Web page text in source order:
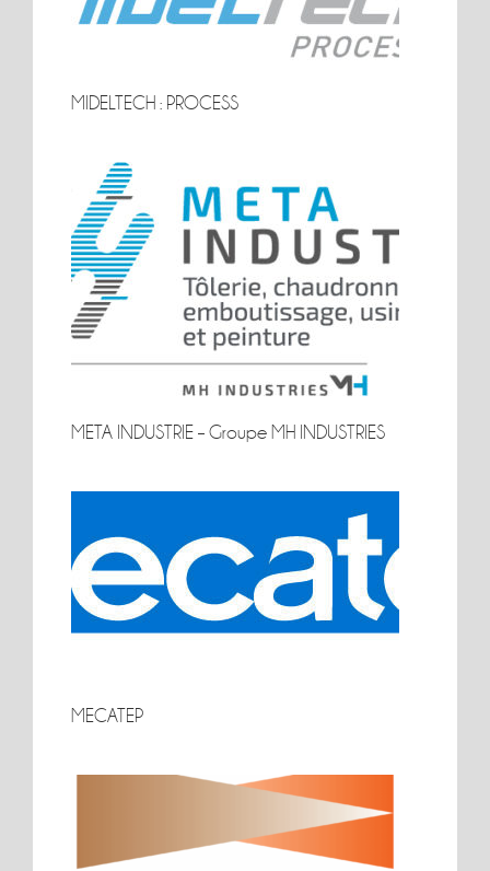
MIDELTECH : PROCESS
MIDELTECH : PROCESS
META INDUSTRIE – Groupe MH INDUSTRIES
META INDUSTRIE – Groupe MH INDUSTRIES
MECATEP
MECATEP